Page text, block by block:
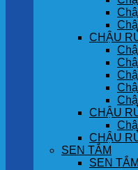
CHẬU
CHẬU
CHẬU
SEN TẮM
SEN